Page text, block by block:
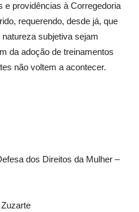
e providências à Corregedoria
requerendo, desde já, que
subjetiva sejam
da adoção de treinamentos
não voltem a acontecer.
dos Direitos da Mulher –